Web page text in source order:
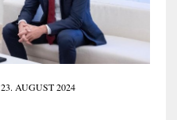
23. AUGUST 2024